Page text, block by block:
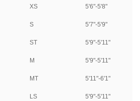
XS 5'6"-5'8"
S 5'7"-5'9"
ST 5'9"-5'11"
M 5'9"-5'11"
MT 5'11"-6'1"
LS 5'9"-5'11"